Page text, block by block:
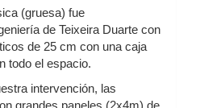
(gruesa) fue
de Teixeira Duarte con
de 25 cm con una caja
todo el espacio.
intervención, las